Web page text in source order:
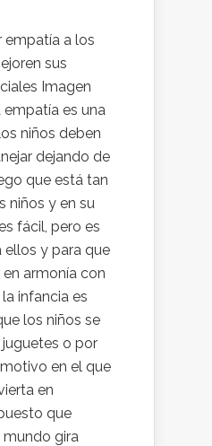
empatía a los
sus
Imagen
empatía es una
niños deben
dejando de
que está tan
niños y en su
fácil, pero es
ellos y para que
armonía con
infancia es
los niños se
o por
en el que
en
que
mundo gira